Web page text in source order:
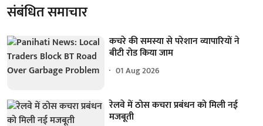
संबंधित समाचार
कचरे की समस्या से परेशान व्यापारियों ने
बीटी रोड किया जाम
01 Aug 2026
रेलवे में ठोस कचरा प्रबंधन को मिली नई
मजबूती